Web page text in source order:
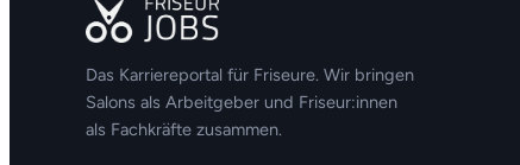
Das Karriereportal für Friseure. Wir bringen
Salons als Arbeitgeber und Friseur:innen
als Fachkräfte zusammen.